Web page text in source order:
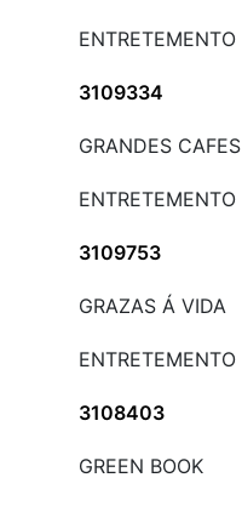
ENTRETEMENTO
3109334
GRANDES CAFES
ENTRETEMENTO
3109753
GRAZAS Á VIDA
ENTRETEMENTO
3108403
GREEN BOOK